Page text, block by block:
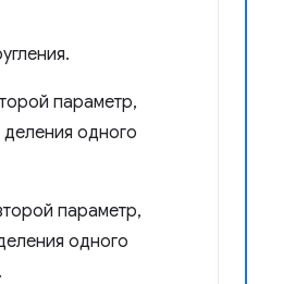
параметр,
одного
параметр,
одного